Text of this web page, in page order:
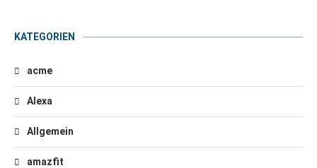
KATEGORIEN
acme
Alexa
Allgemein
amazfit